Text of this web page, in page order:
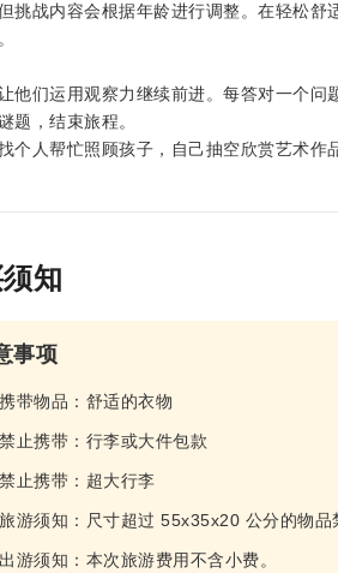
挑战内容会根据年龄进行调整。在轻松
他们运用观察力继续前进。每答对一个
题，结束旅程。
个人帮忙照顾孩子，自己抽空欣赏艺术作
知
事项
携带物品：舒适的衣物
禁止携带：行李或大件包款
禁止携带：超大行李
旅游须知：尺寸超过 55x35x20 公分的物品
出游须知：本次旅游费用不含小费。